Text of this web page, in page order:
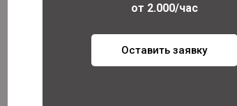
от 2.000/час
Оставить заявку